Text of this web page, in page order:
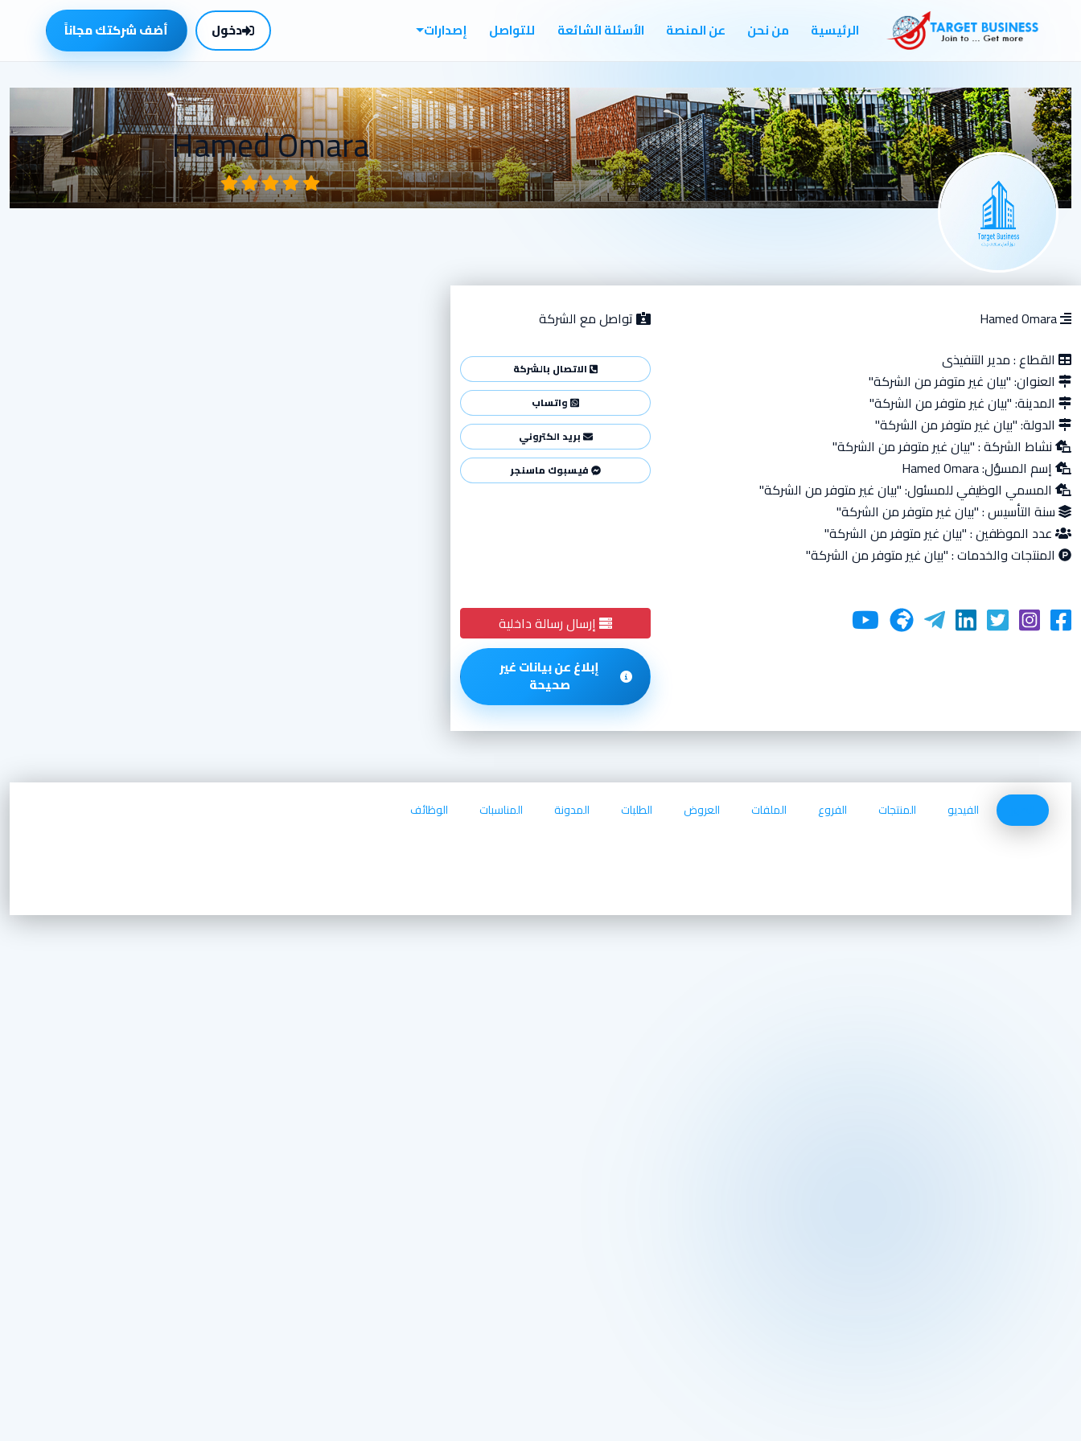
الرئيسية من نحن عن المنصة الأسئلة الشائعة للتواصل إصدارات دخول أضف شركتك مجاناً
Hamed Omara
Hamed Omara
القطاع :مدير التنفيذى
العنوان:"بيان غير متوفر من الشركة"
المدينة:"بيان غير متوفر من الشركة"
الدولة:"بيان غير متوفر من الشركة"
نشاط الشركة :"بيان غير متوفر من الشركة"
إسم المسؤل:Hamed Omara
المسمي الوظيفي للمسئول:"بيان غير متوفر من الشركة"
سنة التأسيس :"بيان غير متوفر من الشركة"
عدد الموظفين :"بيان غير متوفر من الشركة"
المنتجات والخدمات :"بيان غير متوفر من الشركة"
تواصل مع الشركة
الاتصال بالشركة
واتساب
بريد الكتروني
فيسبوك ماسنجر
إرسال رسالة داخلية
إبلاغ عن بيانات غير
صحيحة
الفيديو المنتجات الفروع الملفات العروض الطلبات المدونة المناسبات الوظائف